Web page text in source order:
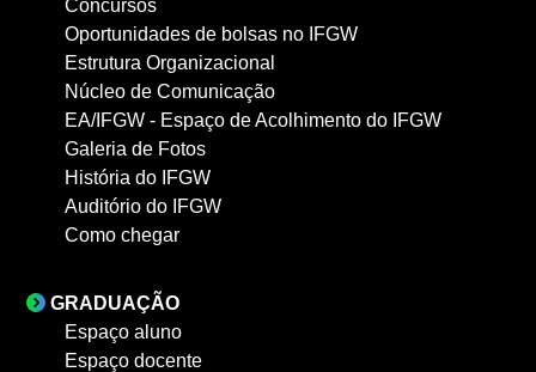
Concursos
Oportunidades de bolsas no IFGW
Estrutura Organizacional
Núcleo de Comunicação
EA/IFGW - Espaço de Acolhimento do IFGW
Galeria de Fotos
História do IFGW
Auditório do IFGW
Como chegar
GRADUAÇÃO
Espaço aluno
Espaço docente